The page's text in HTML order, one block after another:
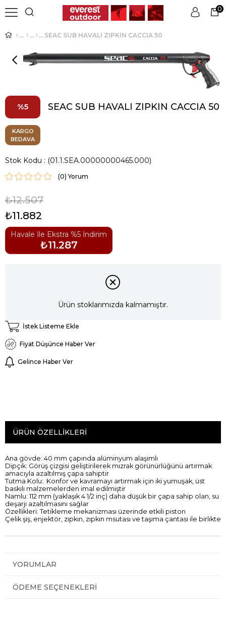
Üye Girişi Üye Ol
0
SEAC SUB HAVALI ZIPKIN CACCIA 50
5 SEAC SUB HAVALI ZIPKIN CACCIA 50
KARGO
BEDAVA
Stok Kodu (01.1.SEA.00000000465.000)
(0)
₺12.507
₺11.882
Havale İle Ekstra %5 İndirim
₺11.287
Ürün stoklarımızda kalmamıştır.
İstek Listeme Ekle
Fiyat Düşünce Haber Ver
Gelince Haber Ver
ÜRÜN ÖZELLIKLERI
Ana gövde: 40 mm çapında alüminyum alaşımlı
Dipçik: Görüş çizgisi geliştirilerek mızrak görünürlüğünü artırmak
amacıyla azaltılmış çapa sahiptir
Tutma Kolu: Konfor ve kavramayı artırmak için iki yumuşak, üst
baskılı malzemelerden imal edilmiştir
Namlu: 112 mm (yaklaşık 4 1/2 inç) daha düşük bir çapa sahip olan, su
deşarjı azaltılmasını sağlar
Özellikleri: Tetikleme mekanizması üzerinde etkili piston
Çelik şiş, enjektör, zıpkın, zıpkın msutası ve taşıma çantası ile birlikte
YORUMLAR
ÖDEME SEÇENEKLERI